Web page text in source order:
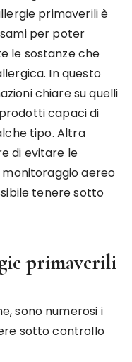
primaverili è
per poter
le sostanze che
In questo
chiare su quelli
capaci di
tipo. Altra
di evitare le
aereo
tenere sotto
primaverili
sono numerosi i
sotto controllo